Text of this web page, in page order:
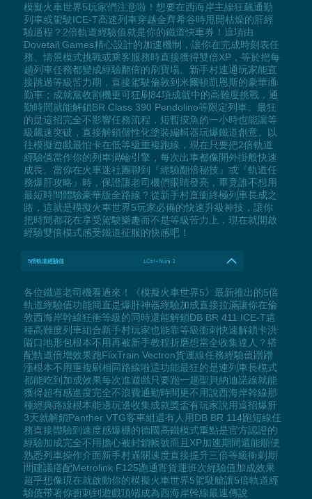
模擬火車世界5玩家們注意啦！想要在西海岸主線狂飆通勤
列車或駕駛ICE-T高速列車穿越金齊希谷時甩開枯燥的肝經
驗過程？2倍軌道經驗值就是你的鐵道快車券！這項由
Dovetail Games精心設計的加速機制，讓你在完成時刻表任
務、情景模式挑戰或乘客服務時直接獲得雙倍XP，等於把每
趟列車任務都變成經驗翻倍的刷寶場。新手村速通玩家能直
接跳過等級苦力期，直接駕駛倫敦到米爾頓凱恩斯的豪華通
勤車；成就黨收割機更可狂刷84項成就中的高難度挑戰，通
勤時間就能解鎖BR Class 390 Pendolino等限定列車。最狂
的是這招完全不影響任務流程，短暫摸魚的一小時也能讓等
級飆速突破，直接解鎖個性化塗裝編輯器玩爆鐵道創意。以
往模擬遊戲最怕卡在低等級重複跑線，現在只要把2倍軌道
經驗值當作你的列車渦輪引擎，每次出車都像開外掛般快速
成長。當你在火車迷社團聊到『經驗翻倍秘技』或『軌道任
務爆肝攻略』時，保證讓老司機們眼睛發亮，畢竟誰不想用
最短時間體驗豪華版全路線？從新手村直衝終極列車長成之
路，這就是模擬火車世界5玩家必備的快速升級神技，讓你
把時間都花在享受駕駛樂趣而不是等級苦力上，現在就開啟
經驗雙倍模式感受鐵道征服的快感吧！
5倍軌道經驗值 LCtrl+Num 3
各位鐵道老司機看過來！《模擬火車世界5》最新推出的5倍
軌道經驗值功能簡直是爆肝神器經驗加成直接拉滿讓你在倫
敦西海岸幹線狂衝等級的同時還能解鎖DB BR 411 ICE-T這
種高難度列車組合新手村玩家也能靠等級衝刺快速解鎖卡洪
隘口地形包根本不用再被新手教程折磨想當全收集達人？搭
配軌道倍增效果跑FlixTrain Vectron貨運線任務經驗值蹭蹭
漲根本不用重複刷相同路線啦這功能最狂的是連列車長模式
都能吃到加成效果每次進遊戲只要跑一趟聖貝納迪諾線就能
獲得超有感進度完全不浪費通勤時間更不用說西海岸幹線那
種經典路線根本能邊玩邊收集成就獎盃有玩家說用這招爆肝
3天就解鎖Panther VTG客車組還有人用DB BR 114跑短線任
務直接體驗到速度感爆棚的德國高鐵模式重點是官方認證的
經驗加成完全不用擔心被封鎖帳號而且XP加速期間還能順便
熟悉列車操作介面新手村過關速度直接提升三倍等級衝刺期
間建議搭配Metrolink F125跑通宵貨運班次經驗值加成效果
超乎想像現在就啟動你的模擬火車世界5駕駛艙讓5倍軌道經
驗值帶著你衝刺到遊戲頂端成為西海岸幹線最速傳說